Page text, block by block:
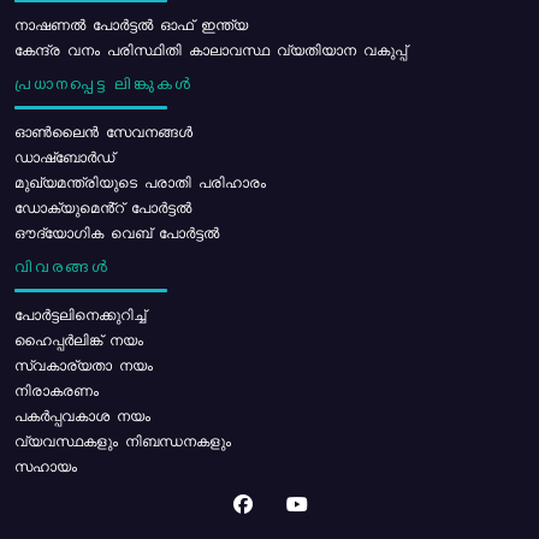
നാഷണൽ പോർട്ടൽ ഓഫ് ഇന്ത്യ
കേന്ദ്ര വനം പരിസ്ഥിതി കാലാവസ്ഥ വ്യതിയാന വകുപ്പ്
പ്രധാനപ്പെട്ട ലിങ്കുകൾ
ഓൺലൈൻ സേവനങ്ങൾ
ഡാഷ്ബോർഡ്
മുഖ്യമന്ത്രിയുടെ പരാതി പരിഹാരം
ഡോക്യുമെൻ്റ് പോർട്ടൽ
ഔദ്യോഗിക വെബ് പോർട്ടൽ
വിവരങ്ങൾ
പോര്‍ട്ടലിനെക്കുറിച്ച്
ഹൈപ്പർലിങ്ക് നയം
സ്വകാര്യതാ നയം
നിരാകരണം
പകർപ്പവകാശ നയം
വ്യവസ്ഥകളും നിബന്ധനകളും
സഹായം